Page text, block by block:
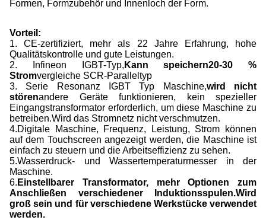
Formen, Formzubehör und Innenloch der Form.
Vorteil:
1. CE-zertifiziert, mehr als 22 Jahre Erfahrung, hohe
Qualitätskontrolle und gute Leistungen.
2. Infineon IGBT-Typ, Kann speichern20-30 %
Stromvergleiche SCR-Paralleltyp
3. Serie Resonanz IGBT Typ Maschine,wird nicht
störenandere Geräte funktionieren, kein spezieller
Eingangstransformator erforderlich, um diese Maschine zu
betreiben.Wird das Stromnetz nicht verschmutzen.
4.Digitale Maschine, Frequenz, Leistung, Strom können
auf dem Touchscreen angezeigt werden, die Maschine ist
einfach zu steuern und die Arbeitseffizienz zu sehen.
5.Wasserdruck- und Wassertemperaturmesser in der
Maschine.
6. Einstellbarer Transformator, mehr Optionen zum
Anschließen verschiedener Induktionsspulen.Wird
groß sein und für verschiedene Werkstücke verwendet
werden.